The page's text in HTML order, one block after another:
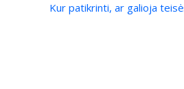
Kur patikrinti, ar galioja